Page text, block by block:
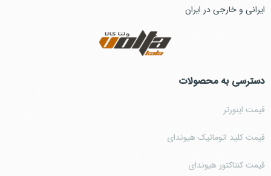
ایرانی و خارجی در ایران
دسترسی به محصولات
قیمت اینورتر
قیمت کلید اتوماتیک هیوندای
قیمت کنتاکتور هیوندای